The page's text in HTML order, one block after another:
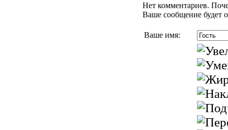
Нет комментариев.
Ваше сообщение будет
Ваше имя: